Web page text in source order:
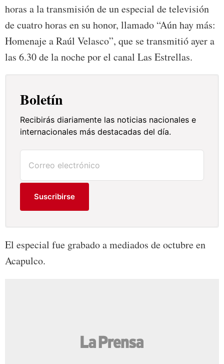
horas a la transmisión de un especial de televisión
de cuatro horas en su honor, llamado “Aún hay más:
Homenaje a Raúl Velasco”, que se transmitió ayer a
las 6.30 de la noche por el canal Las Estrellas.
Boletín
Recibirás diariamente las noticias nacionales e
internacionales más destacadas del día.
Suscribirse
El especial fue grabado a mediados de octubre en
Acapulco.